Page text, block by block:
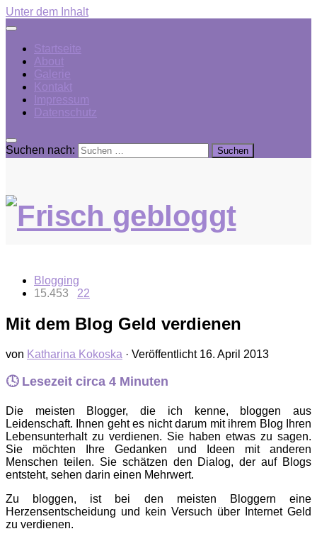
Unter dem Inhalt
Startseite
About
Galerie
Kontakt
Impressum
Datenschutz
Suchen nach:
Blogging
15.453 22
Mit dem Blog Geld verdienen
von Katharina Kokoska · Veröffentlicht 16. April 2013
🕓 Lesezeit circa 4 Minuten
Die meisten Blogger, die ich kenne, bloggen aus
Leidenschaft. Ihnen geht es nicht darum mit ihrem Blog Ihren
Lebensunterhalt zu verdienen. Sie haben etwas zu sagen.
Sie möchten Ihre Gedanken und Ideen mit anderen
Menschen teilen. Sie schätzen den Dialog, der auf Blogs
entsteht, sehen darin einen Mehrwert.
Zu bloggen, ist bei den meisten Bloggern eine
Herzensentscheidung und kein Versuch über Internet Geld
zu verdienen.